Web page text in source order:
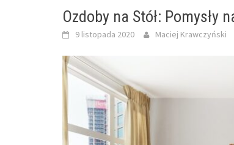
Ozdoby na Stół: Pomysły
9 listopada 2020 Maciej Krawczyński